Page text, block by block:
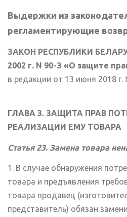
Выдержки из
регламентирующие
ЗАКОН РЕСПУБЛИКИ
2002 г. N 90-З «О защите
в редакции от 13 июня 2018
ГЛАВА 3. ЗАЩИТА ПРАВ
РЕАЛИЗАЦИИ ЕМУ ТОВАРА
Статья 23. Замена товара
1. В случае обнаружения
товара и предъявления
товара продавец
представитель) обязан